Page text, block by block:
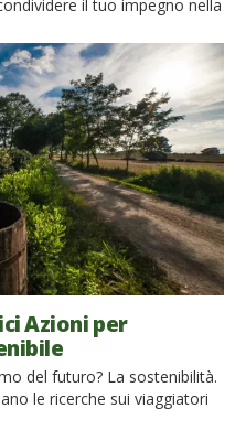
il tuo impegno nella
i nostri ospiti Quando
informarli sulle misure
il nostro impatto
Azioni per
del futuro? La sostenibilità.
le ricerche sui viaggiatori